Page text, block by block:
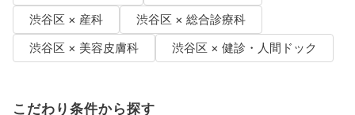
渋谷区 × 産科
渋谷区 × 総合診療科
渋谷区 × 美容皮膚科
渋谷区 × 健診・人間ドック
こだわり条件から探す